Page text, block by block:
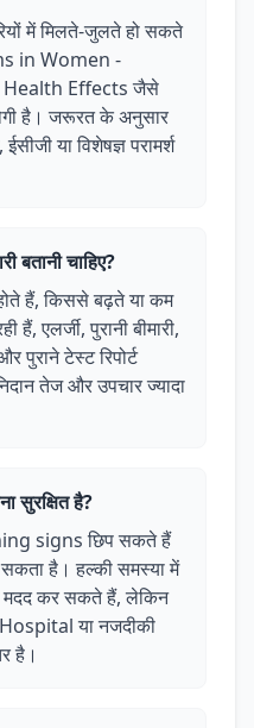
में मिलते-जुलते हो सकते
in Women -
Effects जैसे
है। जरूरत के अनुसार
या विशेषज्ञ परामर्श
बतानी चाहिए?
हैं, किससे बढ़ते या कम
एलर्जी, पुरानी बीमारी,
पुराने टेस्ट रिपोर्ट
तेज और उपचार ज्यादा
सुरक्षित है?
signs छिप सकते हैं
है। हल्की समस्या में
मदद कर सकते हैं, लेकिन
Hospital या नजदीकी
है।